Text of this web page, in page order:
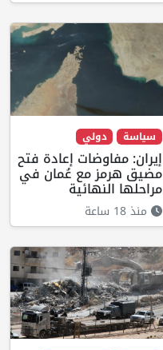
سياسة دولي
إيران: مفاوضات إعادة فتح
مضيق هرمز مع عُمان في
مراحلها النهائية
منذ 18 ساعة